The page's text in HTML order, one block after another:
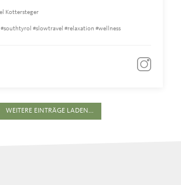
Kottersteger
#slowtravel #relaxation #wellness
WEITERE EINTRÄGE LADEN...